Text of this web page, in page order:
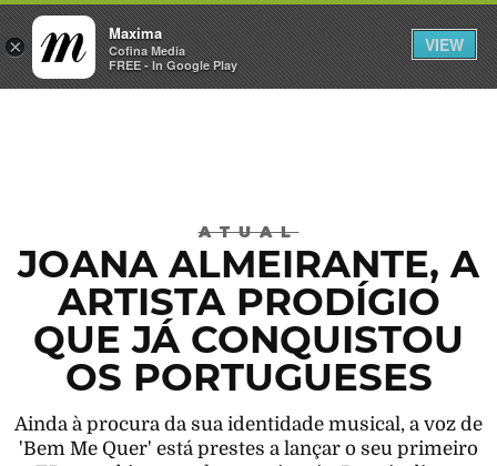
×
Maxima
Cofina Media
FREE - In Google Play
VIEW
INICIAR SESSÃO
ATUAL
JOANA ALMEIRANTE, A
ARTISTA PRODÍGIO
QUE JÁ CONQUISTOU
OS PORTUGUESES
Ainda à procura da sua identidade musical, a voz de
'Bem Me Quer' está prestes a lançar o seu primeiro